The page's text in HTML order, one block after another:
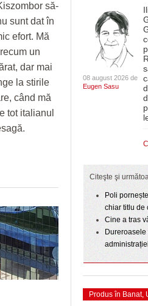
să-
sunt dat în
efort. Mă
un
dar mai
la stirile
când mă
tot italianul
08 august 2026 de
Eugen Sasu
Citeşte şi
Poli
chiar titlu de
Cine a tras
Produs în Banat,